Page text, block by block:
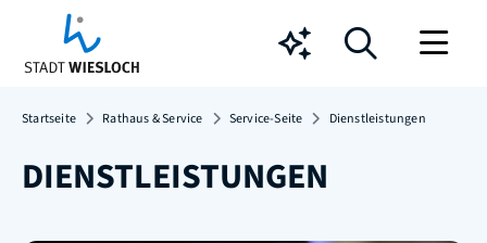
Chatbot
Startseite Rathaus & Service Service-Seite Dienstleistungen
DIENSTLEISTUNGEN